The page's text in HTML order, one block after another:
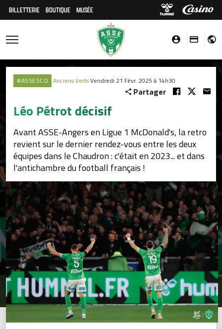
BILLETTERIE BOUTIQUE MUSÉE
#ASSESCO Anciens VertsVendredi 21 Févr. 2025 à 14h30
Partager
Léo Pétrot décisif
Avant ASSE-Angers en Ligue 1 McDonald's, la retro
revient sur le dernier rendez-vous entre les deux
équipes dans le Chaudron : c'était en 2023... et dans
l'antichambre du football français !